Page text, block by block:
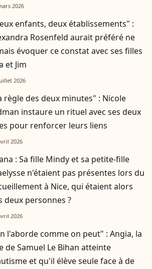
2026
enfants, deux établissements" :
Rosenfeld aurait préféré ne
évoquer ce constat avec ses filles
et Jim
2026
règle des deux minutes" : Nicole
instaure un rituel avec ses deux
pour renforcer leurs liens
2026
: Sa fille Mindy et sa petite-fille
n'étaient pas présentes lors du
à Nice, qui étaient alors
deux personnes ?
2026
l'aborde comme on peut" : Angia, la
de Samuel Le Bihan atteinte
et qu'il élève seule face à de